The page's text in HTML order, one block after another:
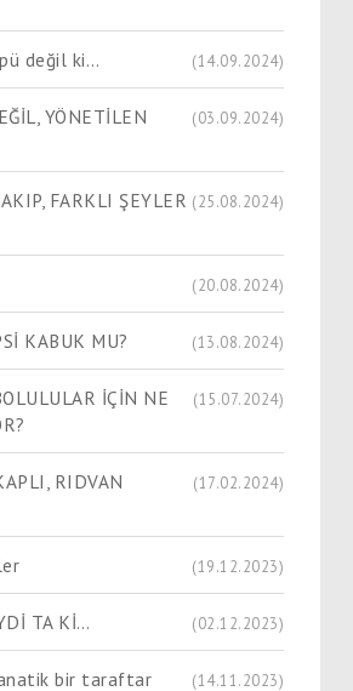
değil ki… (14.09.2024)
YÖNETİLEN
(03.09.2024)
FARKLI ŞEYLER (25.08.2024)
(20.08.2024)
KABUK MU? (13.08.2024)
İÇİN NE
(15.07.2024)
RIDVAN
(17.02.2024)
(19.12.2023)
TA Kİ… (02.12.2023)
bir taraftar
(14.11.2023)